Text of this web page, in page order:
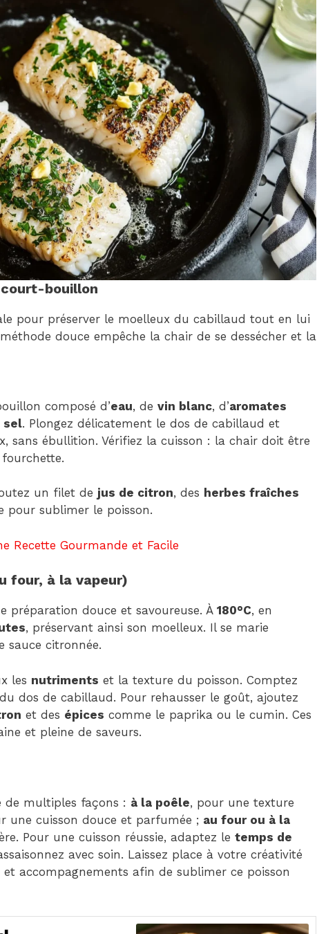
bouillon
pour préserver le moelleux du cabillaud tout en lui
douce empêche la chair de se dessécher et la
composé d’eau, de vin blanc, d’aromates
sel. Plongez délicatement le dos de cabillaud et
sans ébullition. Vérifiez la cuisson : la chair doit être
un filet de jus de citron, des herbes fraîches
pour sublimer le poisson.
Recette Gourmande et Facile
four, à la vapeur)
préparation douce et savoureuse. À 180°C, en
, préservant ainsi son moelleux. Il se marie
sauce citronnée.
les nutriments et la texture du poisson. Comptez
du dos de cabillaud. Pour rehausser le goût, ajoutez
et des épices comme le paprika ou le cumin. Ces
et pleine de saveurs.
de multiples façons : à la poêle, pour une texture
une cuisson douce et parfumée ; au four ou à la
Pour une cuisson réussie, adaptez le temps de
avec soin. Laissez place à votre créativité
accompagnements afin de sublimer ce poisson